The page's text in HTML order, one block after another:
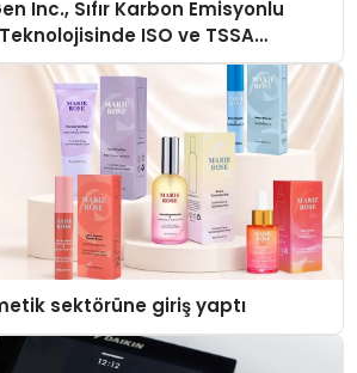
Inc., Sıfır Karbon Emisyonlu
ISO ve TSSA
Aldı
sektörüne giriş yaptı